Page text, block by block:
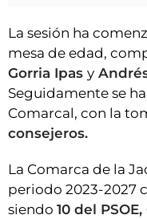
La sesión ha
mesa de edad,
Gorria Ipas y
Seguidamente se
Comarcal, con la
consejeros.
La Comarca de la
periodo 2023-2027
siendo 10 del